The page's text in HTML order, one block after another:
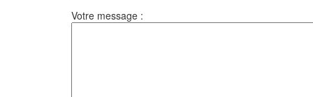
Votre message :